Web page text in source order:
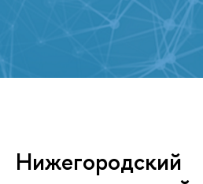
Нижегородский